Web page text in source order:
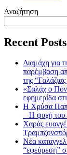
Αναζήτηση
Recent Posts
Διαμάχη για
παρέμβαση
της
«Σαλάχ ο
εφημερίδα
Η Χρύσα
– Η ψυχή του
Χαράς
Νέα
“εφεύρεση”